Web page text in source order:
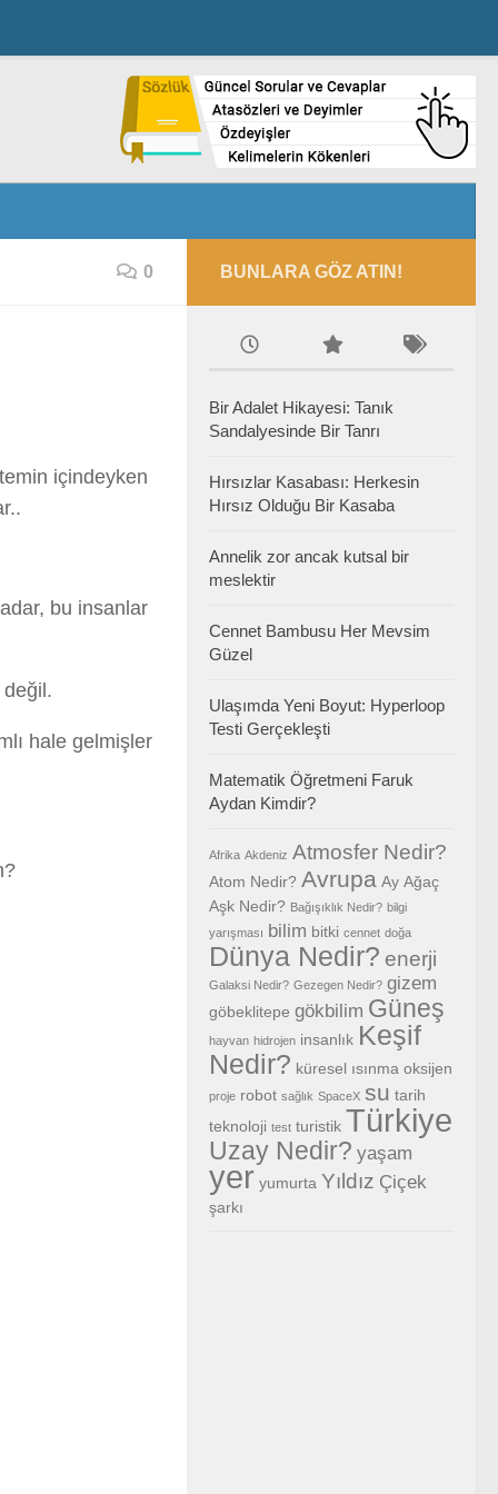
0
içindeyken
bu insanlar
değil.
hale gelmişler
BUNLARA GÖZ ATIN!
Bir Adalet Hikayesi: Tanık
Sandalyesinde Bir Tanrı
Hırsızlar Kasabası: Herkesin
Hırsız Olduğu Bir Kasaba
Annelik zor ancak kutsal bir
meslektir
Cennet Bambusu Her Mevsim
Güzel
Ulaşımda Yeni Boyut: Hyperloop
Testi Gerçekleşti
Matematik Öğretmeni Faruk
Aydan Kimdir?
Afrika Akdeniz Atmosfer Nedir?
Atom Nedir? Avrupa Ay Ağaç
Aşk Nedir? Bağışıklık Nedir? bilgi
yarışması bilim bitki cennet doğa
Dünya Nedir? enerji
Galaksi Nedir? Gezegen Nedir? gizem
göbeklitepe gökbilim Güneş
hayvan hidrojen insanlık Keşif
Nedir? küresel ısınma oksijen
proje robot sağlık SpaceX su tarih
teknoloji test turistik Türkiye
Uzay Nedir? yaşam
yer yumurta Yıldız Çiçek
şarkı